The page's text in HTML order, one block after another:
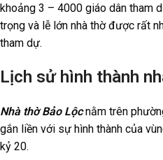
khoảng 3 – 4000 giáo dân tham
trọng và lễ lớn nhà thờ được rất
tham dự.
Lịch sử hình thành
Nhà thờ Bảo Lộcnằm trên
gắn liền với sự hình thành của
kỷ 20.